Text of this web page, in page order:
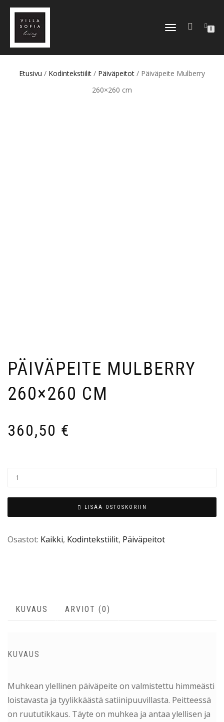
TOGGLE
0
Etusivu / Kodintekstiilit / Päiväpeitot / Päiväpeite Mulberry
260×260 cm
PÄIVÄPEITE MULBERRY
260×260 CM
360,50 €
LISÄÄ OSTOSKORIIN
Osastot: Kaikki, Kodintekstiilit, Päiväpeitot
KUVAUS ARVIOT (0)
KUVAUS
Muhkean ylellinen päiväpeite on valmistettu himmeästi
loistavasta ja tyylikkäästä satiinipuuvillasta. Peitteessä
on ruututikkaus. Täyte on muhkea ja antaa ylellisen ja